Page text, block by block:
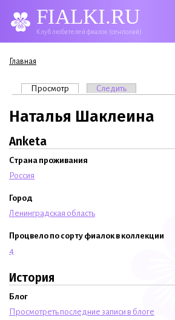
FIALKI.RU
Клуб любителей фиалок (сенполий)
Вы здесь
Главная
Главные вкладки
Просмотр (активная вкладка)
Следить
Наталья Шаклеина
Anketa
Страна проживания
Россия
Город
Ленинградская область
Процвело по сорту фиалок в коллекции
4
История
Блог
Просмотреть последние записи в блоге